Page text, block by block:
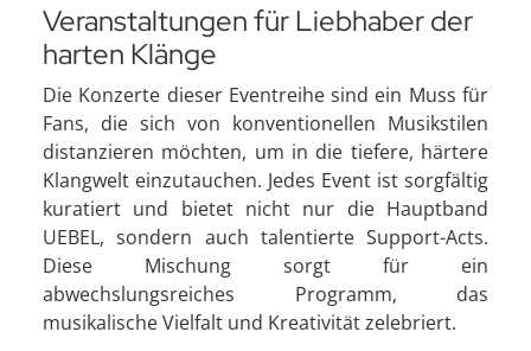
Veranstaltungen für Liebhaber der
harten Klänge
Die Konzerte dieser Eventreihe sind ein Muss für
Fans, die sich von konventionellen Musikstilen
distanzieren möchten, um in die tiefere, härtere
Klangwelt einzutauchen. Jedes Event ist sorgfältig
kuratiert und bietet nicht nur die Hauptband
UEBEL, sondern auch talentierte Support-Acts.
Diese Mischung sorgt für ein
abwechslungsreiches Programm, das
musikalische Vielfalt und Kreativität zelebriert.